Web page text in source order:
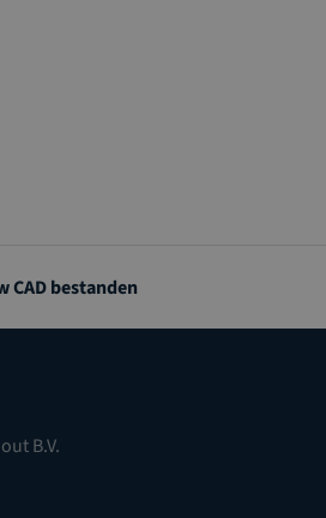
CAD bestanden
B.V.